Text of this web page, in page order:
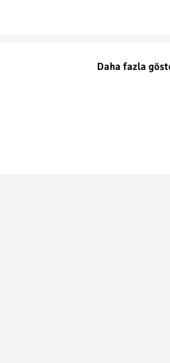
Daha fazla